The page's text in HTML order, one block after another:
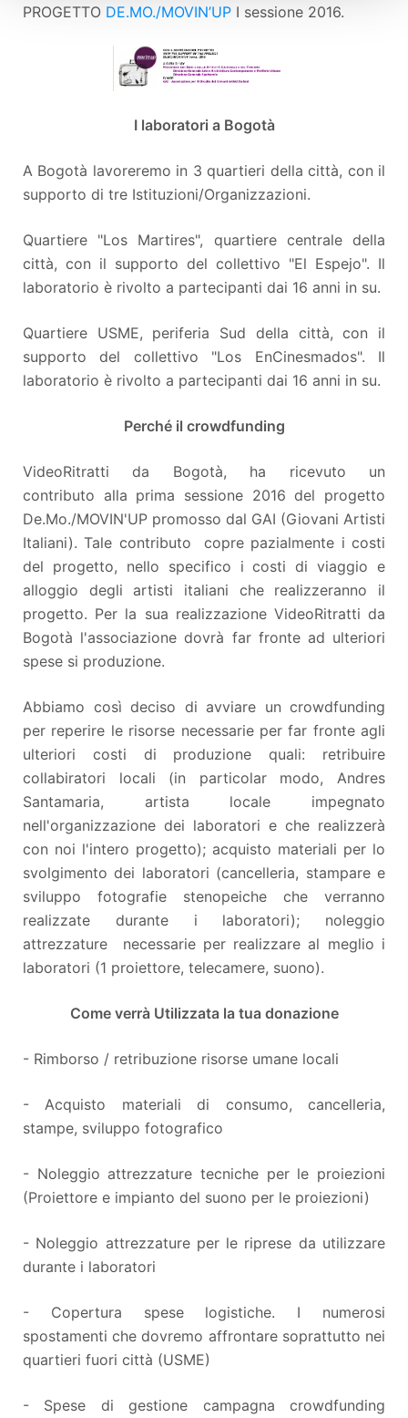
PROGETTO DE.MO./MOVIN’UP I sessione 2016.
I laboratori a Bogotà
A Bogotà lavoreremo in 3 quartieri della città, con il
supporto di tre Istituzioni/Organizzazioni.
Quartiere "Los Martires", quartiere centrale della
città, con il supporto del collettivo "El Espejo". Il
laboratorio è rivolto a partecipanti dai 16 anni in su.
Quartiere USME, periferia Sud della città, con il
supporto del collettivo "Los EnCinesmados". Il
laboratorio è rivolto a partecipanti dai 16 anni in su.
Perché il crowdfunding
VideoRitratti da Bogotà, ha ricevuto un
contributo alla prima sessione 2016 del progetto
De.Mo./MOVIN'UP promosso dal GAI (Giovani Artisti
Italiani). Tale contributo copre pazialmente i costi
del progetto, nello specifico i costi di viaggio e
alloggio degli artisti italiani che realizzeranno il
progetto. Per la sua realizzazione VideoRitratti da
Bogotà l'associazione dovrà far fronte ad ulteriori
spese si produzione.
Abbiamo così deciso di avviare un crowdfunding
per reperire le risorse necessarie per far fronte agli
ulteriori costi di produzione quali: retribuire
collabiratori locali (in particolar modo, Andres
Santamaria, artista locale impegnato
nell'organizzazione dei laboratori e che realizzerà
con noi l'intero progetto); acquisto materiali per lo
svolgimento dei laboratori (cancelleria, stampare e
sviluppo fotografie stenopeiche che verranno
realizzate durante i laboratori); noleggio
attrezzature necessarie per realizzare al meglio i
laboratori (1 proiettore, telecamere, suono).
Come verrà Utilizzata la tua donazione
- Rimborso / retribuzione risorse umane locali
- Acquisto materiali di consumo, cancelleria,
stampe, sviluppo fotografico
- Noleggio attrezzature tecniche per le proiezioni
(Proiettore e impianto del suono per le proiezioni)
- Noleggio attrezzature per le riprese da utilizzare
durante i laboratori
- Copertura spese logistiche. I numerosi
spostamenti che dovremo affrontare soprattutto nei
quartieri fuori città (USME)
- Spese di gestione campagna crowdfunding